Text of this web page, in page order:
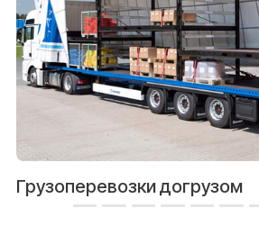
Грузоперевозки догрузом